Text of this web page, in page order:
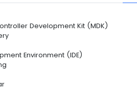
Development Kit (MDK)
Environment (IDE)